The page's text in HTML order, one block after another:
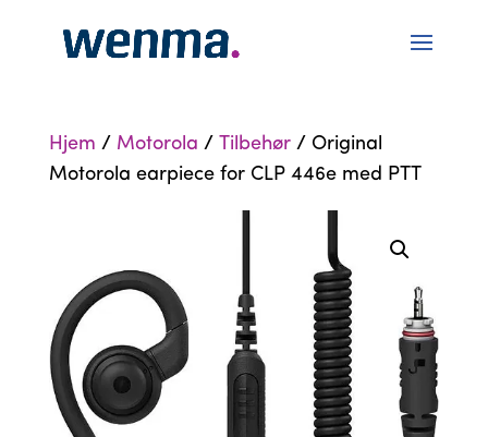
Hjem / Motorola / Tilbehør/ Original
Motorola earpiece for CLP 446e med PTT